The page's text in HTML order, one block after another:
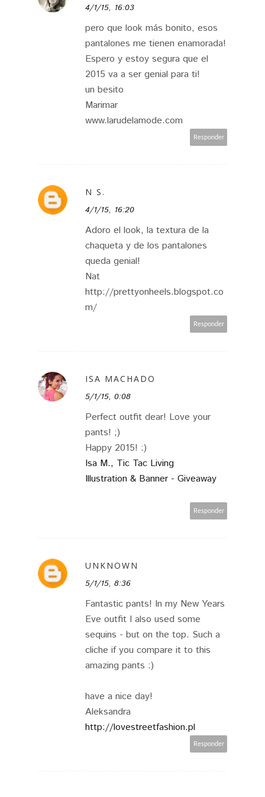
4/1/15, 16:03
pero que look más bonito, esos
pantalones me tienen enamorada!
Espero y estoy segura que el
2015 va a ser genial para ti!
un besito
Marimar
www.larudelamode.com
Responder
N S.
4/1/15, 16:20
Adoro el look, la textura de la
chaqueta y de los pantalones
queda genial!
Nat
http://prettyonheels.blogspot.co
m/
Responder
ISA MACHADO
5/1/15, 0:08
Perfect outfit dear! Love your
pants! ;)
Happy 2015! :)
Isa M., Tic Tac Living
Illustration & Banner - Giveaway
Responder
UNKNOWN
5/1/15, 8:36
Fantastic pants! In my New Years
Eve outfit I also used some
sequins - but on the top. Such a
cliche if you compare it to this
amazing pants :)
have a nice day!
Aleksandra
http://lovestreetfashion.pl
Responder